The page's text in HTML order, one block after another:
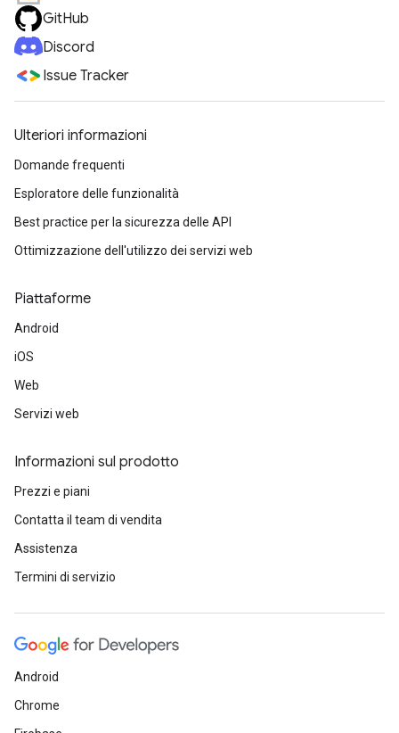
GitHub
Discord
Issue Tracker
Ulteriori informazioni
Domande frequenti
Esploratore delle funzionalità
Best practice per la sicurezza delle API
Ottimizzazione dell'utilizzo dei servizi web
Piattaforme
Android
iOS
Web
Servizi web
Informazioni sul prodotto
Prezzi e piani
Contatta il team di vendita
Assistenza
Termini di servizio
Android
Chrome